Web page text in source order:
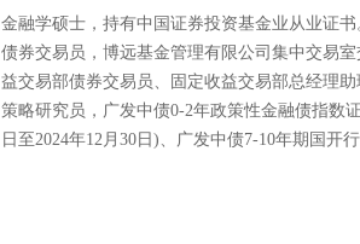
金融学硕士，持有中国证券投资基金业从业证
债券交易员，博远基金管理有限公司集中交易
益交易部债券交易员、固定收益交易部总经理
策略研究员，广发中债0-2年政策性金融债指数
日至2024年12月30日)、广发中债7-10年期国开